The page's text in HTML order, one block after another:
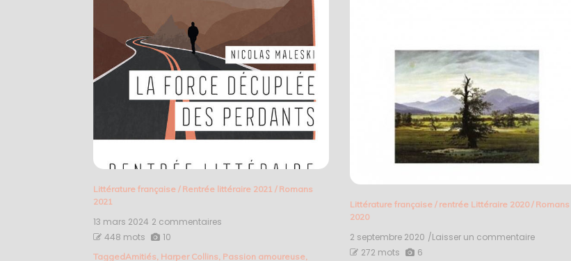
Littérature française / Rentrée littéraire 2021 / Romans
2021
13 mars 2024 2 commentaires
448 mots 10
TaggedAmitiés, Harper Collins, Passion amoureuse,
Littérature française/ rentrée Littéraire 2020/ Romans
2020
2 septembre 2020 /Laisser un commentaireon
272 mots 6